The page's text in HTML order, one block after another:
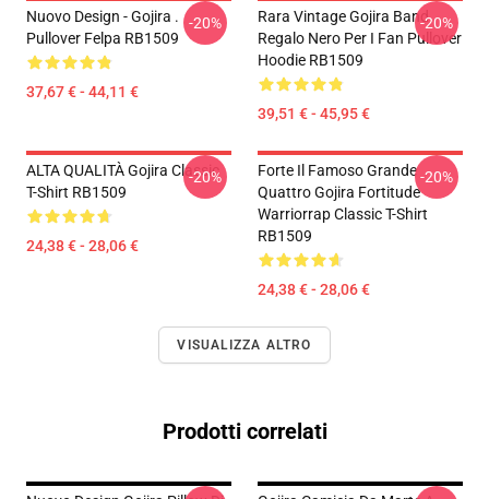
Nuovo Design - Gojira .
Pullover Felpa RB1509
37,67 € - 44,11 €
-20%
Rara Vintage Gojira Band
Regalo Nero Per I Fan Pullover
Hoodie RB1509
39,51 € - 45,95 €
-20%
ALTA QUALITÀ Gojira Classic
T-Shirt RB1509
24,38 € - 28,06 €
-20%
Forte Il Famoso Grande
Quattro Gojira Fortitude
Warriorrap Classic T-Shirt
RB1509
24,38 € - 28,06 €
-20%
VISUALIZZA ALTRO
Prodotti correlati